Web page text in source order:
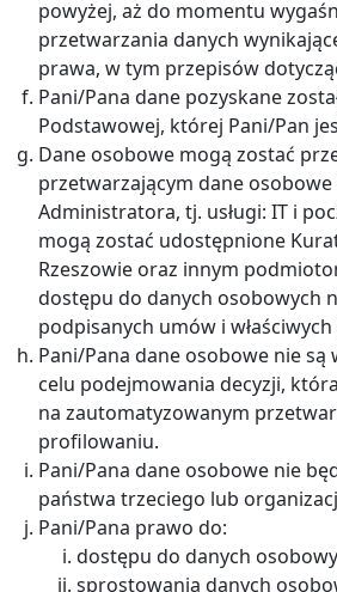
powyżej, aż do momentu
przetwarzania danych
prawa, w tym przepisów
Pani/Pana dane pozyskane
Podstawowej, której Pani/Pan
Dane osobowe mogą zostać
przetwarzającym dane osobowe
Administratora, tj. usługi: IT i
mogą zostać udostępnione
Rzeszowie oraz innym
dostępu do danych osobowych
podpisanych umów i
Pani/Pana dane osobowe nie
celu podejmowania decyzji,
na zautomatyzowanym
profilowaniu.
Pani/Pana dane osobowe nie
państwa trzeciego lub
Pani/Pana prawo do:
dostępu do danych
sprostowania danych